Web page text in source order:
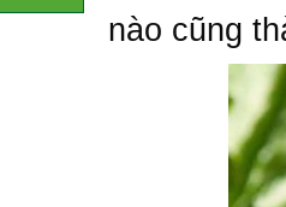
nào cũng